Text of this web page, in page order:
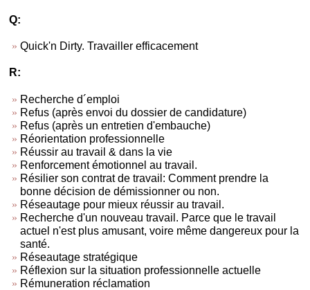
Q:
Quick'n Dirty. Travailler efficacement
R:
Recherche d´emploi
Refus (après envoi du dossier de candidature)
Refus (après un entretien d'embauche)
Réorientation professionnelle
Réussir au travail & dans la vie
Renforcement émotionnel au travail.
Résilier son contrat de travail: Comment prendre la
bonne décision de démissionner ou non.
Réseautage pour mieux réussir au travail.
Recherche d'un nouveau travail. Parce que le travail
actuel n'est plus amusant, voire même dangereux pour la
santé.
Réseautage stratégique
Réflexion sur la situation professionnelle actuelle
Rémuneration réclamation